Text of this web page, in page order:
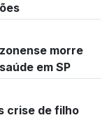
morre
em SP
crise de filho